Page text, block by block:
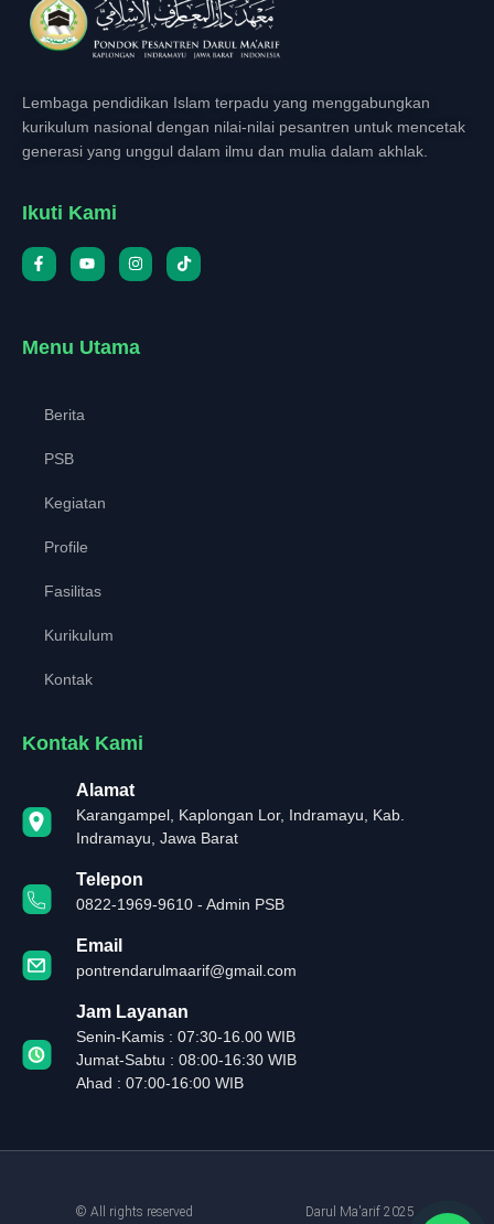
Lembaga pendidikan Islam terpadu yang menggabungkan
kurikulum nasional dengan nilai-nilai pesantren untuk mencetak
generasi yang unggul dalam ilmu dan mulia dalam akhlak.
Ikuti Kami
Menu Utama
Berita
PSB
Kegiatan
Profile
Fasilitas
Kurikulum
Kontak
Kontak Kami
Alamat
Karangampel, Kaplongan Lor, Indramayu, Kab.
Indramayu, Jawa Barat
Telepon
0822-1969-9610 - Admin PSB
Email
pontrendarulmaarif@gmail.com
Jam Layanan
Senin-Kamis : 07:30-16.00 WIB
Jumat-Sabtu : 08:00-16:30 WIB
Ahad : 07:00-16:00 WIB
© All rights reserved Darul Ma'arif 2025